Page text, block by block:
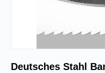
Deutsches Stahl